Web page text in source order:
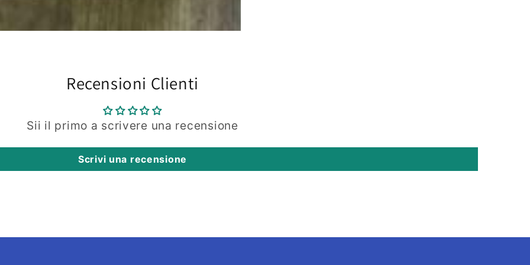
Recensioni Clienti
Sii il primo a scrivere una recensione
Scrivi una recensione